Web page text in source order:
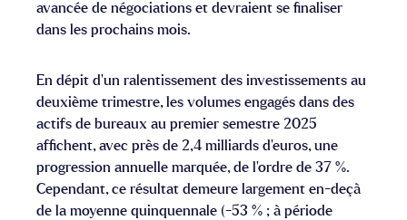
avancée de négociations et devraient se finaliser
dans les prochains mois.
En dépit d’un ralentissement des investissements au
deuxième trimestre, les volumes engagés dans des
actifs de bureaux au premier semestre 2025
affichent, avec près de 2,4 milliards d’euros, une
progression annuelle marquée, de l’ordre de 37 %.
Cependant, ce résultat demeure largement en-deçà
de la moyenne quinquennale (-53 % ; à période